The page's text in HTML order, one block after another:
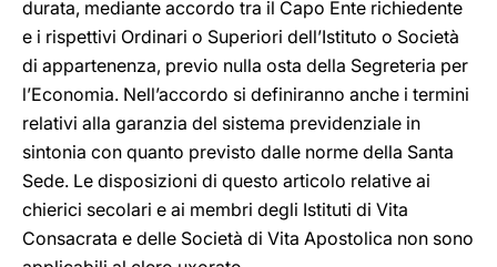
durata, mediante accordo tra il Capo Ente richiedente
e i rispettivi Ordinari o Superiori dell’Istituto o Società
di appartenenza, previo nulla osta della Segreteria per
l’Economia. Nell’accordo si definiranno anche i termini
relativi alla garanzia del sistema previdenziale in
sintonia con quanto previsto dalle norme della Santa
Sede. Le disposizioni di questo articolo relative ai
chierici secolari e ai membri degli Istituti di Vita
Consacrata e delle Società di Vita Apostolica non sono